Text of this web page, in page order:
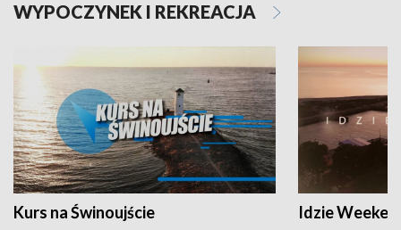
WYPOCZYNEK I REKREACJA
Kurs na Świnoujście Idzie